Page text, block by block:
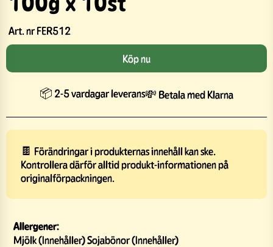
Art. nrFER512
Köp nu
📦 2-5 vardagar leverans💸 Betala med Klarna
🍫 Förändringar i produkternas innehåll kan ske.
Kontrollera därför alltid produkt-informationen på
originalförpackningen.
Allergener:
Mjölk (Innehåller) Sojabönor (Innehåller)